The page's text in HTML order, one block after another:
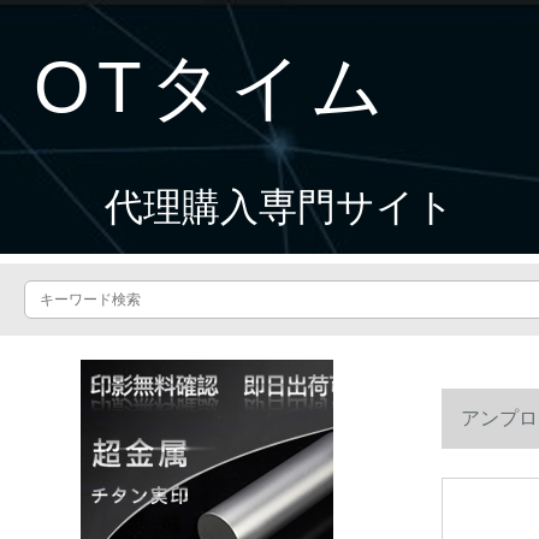
OTタイム
代理購入専門サイト
アンプ